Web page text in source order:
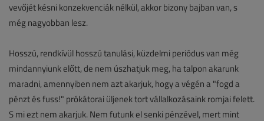
vevőjét késni konzekvenciák nélkül, akkor bizony bajban van, s
még nagyobban lesz.
Hosszú, rendkívül hosszú tanulási, küzdelmi periódus van még
mindannyiunk előtt, de nem úszhatjuk meg, ha talpon akarunk
maradni, amennyiben nem azt akarjuk, hogy a végén a "fogd a
pénzt és fuss!" prókátorai üljenek tort vállalkozásaink romjai felett.
S mi ezt nem akarjuk. Nem futunk el senki pénzével, mert mint